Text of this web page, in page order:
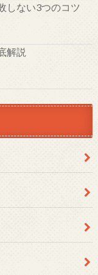
しない3つのコツ
解説